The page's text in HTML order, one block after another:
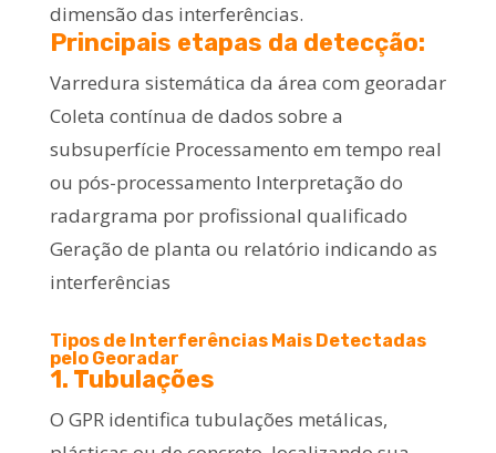
dimensão das interferências.
Principais etapas da detecção:
Varredura sistemática da área com georadar
Coleta contínua de dados sobre a
subsuperfície Processamento em tempo real
ou pós-processamento Interpretação do
radargrama por profissional qualificado
Geração de planta ou relatório indicando as
interferências
Tipos de Interferências Mais Detectadas
pelo Georadar
1. Tubulações
O GPR identifica tubulações metálicas,